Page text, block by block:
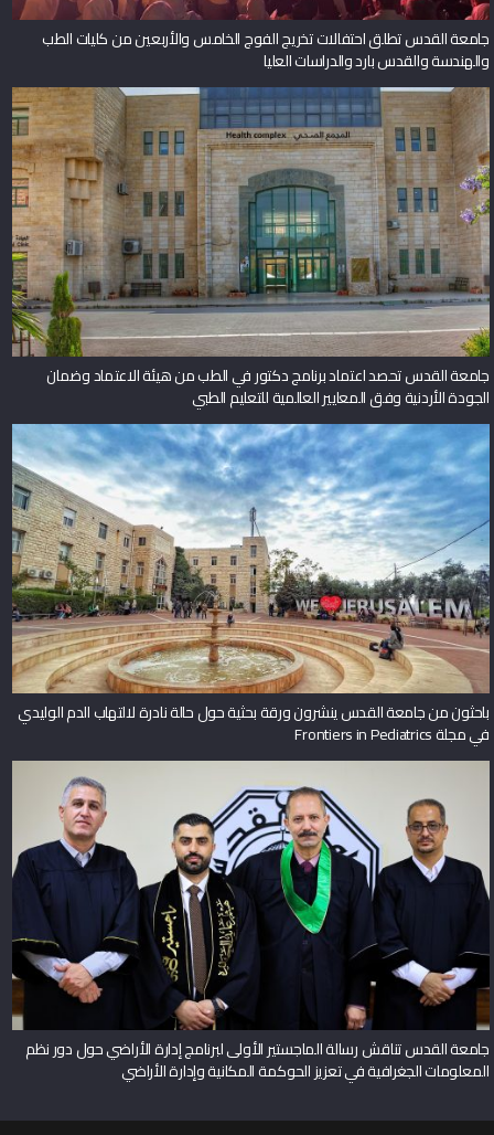
جامعة القدس تطلق احتفالات تخريج الفوج الخامس والأربعين من كليات الطب
والهندسة والقدس بارد والدراسات العليا
جامعة القدس تحصد اعتماد برنامج دكتور في الطب من هيئة الاعتماد وضمان
الجودة الأردنية وفق المعايير العالمية للتعليم الطبي
باحثون من جامعة القدس ينشرون ورقة بحثية حول حالة نادرة لالتهاب الدم الوليدي
في مجلة Frontiers in Pediatrics
جامعة القدس تناقش رسالة الماجستير الأولى لبرنامج إدارة الأراضي حول دور نظم
المعلومات الجغرافية في تعزيز الحوكمة المكانية وإدارة الأراضي